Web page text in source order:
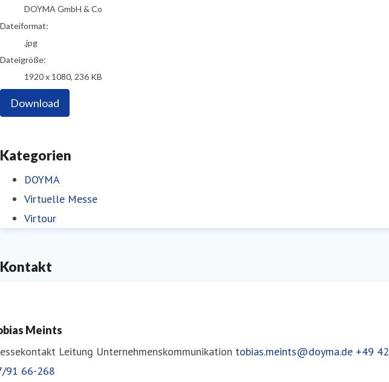
DOYMA GmbH & Co
Dateiformat:
.jpg
Dateigröße:
1920 x 1080, 236 KB
Download
Kategorien
DOYMA
Virtuelle Messe
Virtour
Kontakt
Meints
Leitung Unternehmenskommunikation tobias.meints@doyma.de +49 42
91 66-268